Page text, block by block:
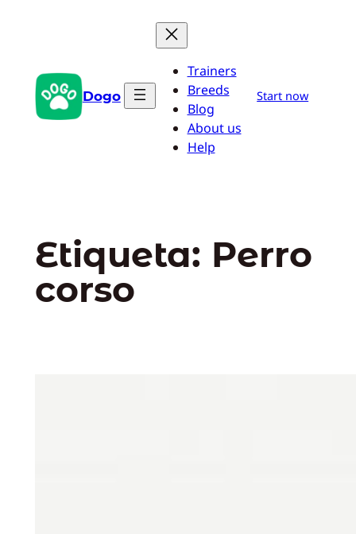
Dogo
Trainers
Breeds
Blog
About us
Help
Start now
Etiqueta: Perro
corso